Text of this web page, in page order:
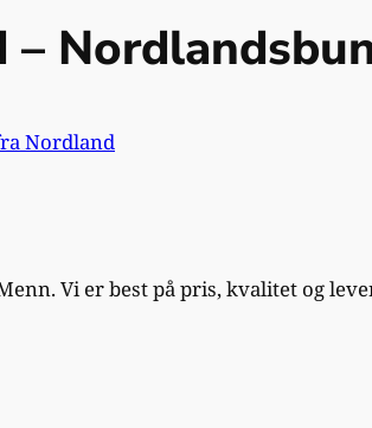
Nordland
Vi er best på pris, kvalitet og